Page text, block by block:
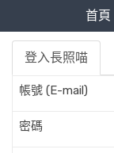
首頁
登入長照喵
帳號 (E-mail)
密碼